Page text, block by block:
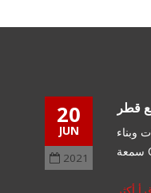
20
JUN
2021
قطر
وبناء
أكثر